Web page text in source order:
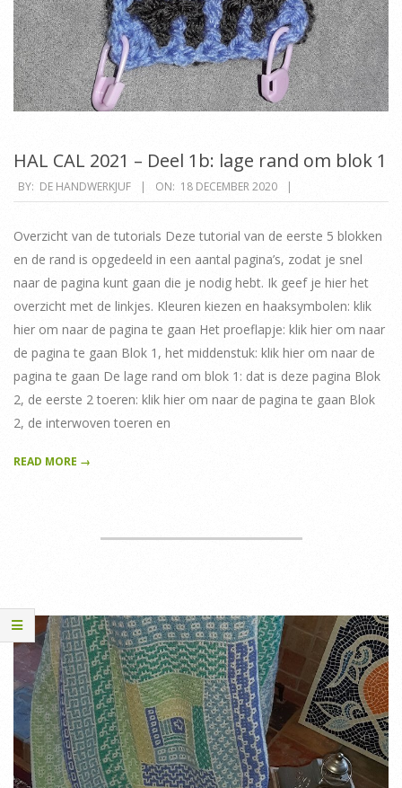
HAL CAL 2021 – Deel 1b: lage rand om blok 1
2020-
12-
18
BY: DE HANDWERKJUF ON: 18 DECEMBER 2020
Overzicht van de tutorials Deze tutorial van de eerste 5 blokken
en de rand is opgedeeld in een aantal pagina’s, zodat je snel
naar de pagina kunt gaan die je nodig hebt. Ik geef je hier het
overzicht met de linkjes. Kleuren kiezen en haaksymbolen: klik
hier om naar de pagina te gaan Het proeflapje: klik hier om naar
de pagina te gaan Blok 1, het middenstuk: klik hier om naar de
pagina te gaan De lage rand om blok 1: dat is deze pagina Blok
2, de eerste 2 toeren: klik hier om naar de pagina te gaan Blok
2, de interwoven toeren en
READ MORE →